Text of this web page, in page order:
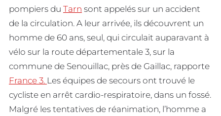
pompiers du Tarn sont appelés sur un accident
de la circulation. A leur arrivée, ils découvrent un
homme de 60 ans, seul, qui circulait auparavant à
vélo sur la route départementale 3, sur la
commune de Senouillac, près de Gaillac, rapporte
France 3. Les équipes de secours ont trouvé le
cycliste en arrêt cardio-respiratoire, dans un fossé.
Malgré les tentatives de réanimation, l’homme a